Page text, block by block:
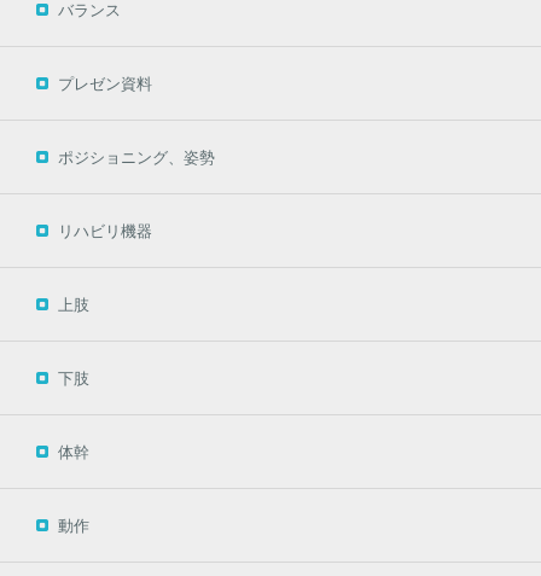
バランス
プレゼン資料
ポジショニング、姿勢
リハビリ機器
上肢
下肢
体幹
動作